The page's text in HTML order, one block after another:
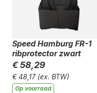
Speed Hamburg FR-1
ribprotector zwart
€ 58,29
€ 48,17 (ex. BTW)
Op voorraad